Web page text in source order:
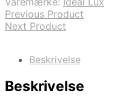
Previous Product
Next Product
Beskrivelse
Beskrivelse